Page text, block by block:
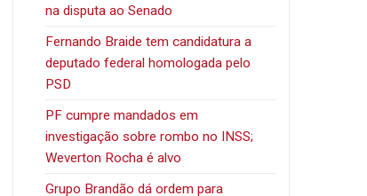
na disputa ao Senado
Fernando Braide tem candidatura a
deputado federal homologada pelo
PSD
PF cumpre mandados em
investigação sobre rombo no INSS;
Weverton Rocha é alvo
Grupo Brandão dá ordem para